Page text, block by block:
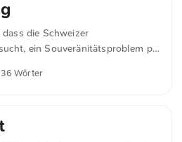
die Schweizer
ein Souveränitätsproblem per
wie häufig openDesk in
36 Wörter